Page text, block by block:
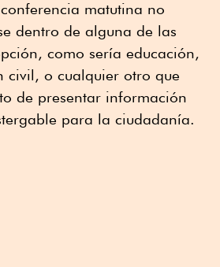
matutina no
dentro de alguna de las
como sería educación,
civil, o cualquier otro que
de presentar información
para la ciudadanía.